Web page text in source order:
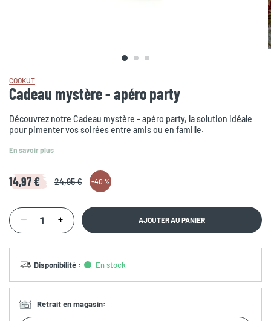
COOKUT
Cadeau mystère - apéro party
Découvrez notre Cadeau mystère - apéro party, la solution idéale
pour pimenter vos soirées entre amis ou en famille.
En savoir plus
14,97 € 24,95 € -40 %
AJOUTER AU PANIER
Disponibilité : En stock
Retrait en magasin: